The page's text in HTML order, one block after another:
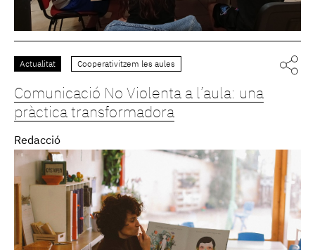
Actualitat Cooperativitzem les aules
Comunicació No Violenta a l’aula: una
pràctica transformadora
Redacció